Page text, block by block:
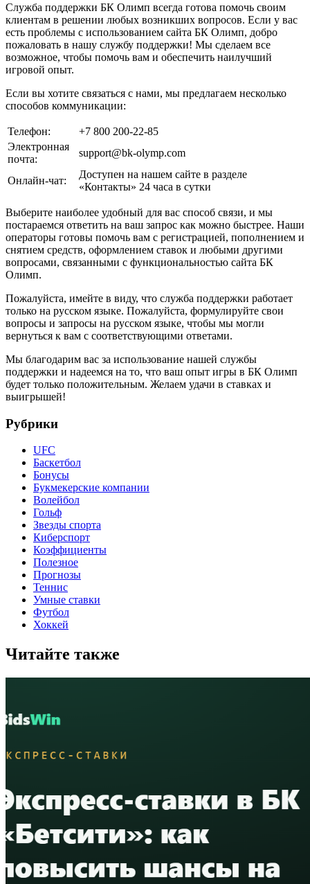
Служба поддержки БК Олимп всегда готова помочь своим
клиентам в решении любых возникших вопросов. Если у вас
есть проблемы с использованием сайта БК Олимп, добро
пожаловать в нашу службу поддержки! Мы сделаем все
возможное, чтобы помочь вам и обеспечить наилучший
игровой опыт.
Если вы хотите связаться с нами, мы предлагаем несколько
способов коммуникации:
Телефон:
+7 800 200-22-85
Электронная
почта:
support@bk-olymp.com
Онлайн-чат:
Доступен на нашем сайте в разделе
«Контакты» 24 часа в сутки
Выберите наиболее удобный для вас способ связи, и мы
постараемся ответить на ваш запрос как можно быстрее. Наши
операторы готовы помочь вам с регистрацией, пополнением и
снятием средств, оформлением ставок и любыми другими
вопросами, связанными с функциональностью сайта БК
Олимп.
Пожалуйста, имейте в виду, что служба поддержки работает
только на русском языке. Пожалуйста, формулируйте свои
вопросы и запросы на русском языке, чтобы мы могли
вернуться к вам с соответствующими ответами.
Мы благодарим вас за использование нашей службы
поддержки и надеемся на то, что ваш опыт игры в БК Олимп
будет только положительным. Желаем удачи в ставках и
выигрышей!
Рубрики
UFC
Баскетбол
Бонусы
Букмекерские компании
Волейбол
Гольф
Звезды спорта
Киберспорт
Коэффициенты
Полезное
Прогнозы
Теннис
Умные ставки
Футбол
Хоккей
Читайте также